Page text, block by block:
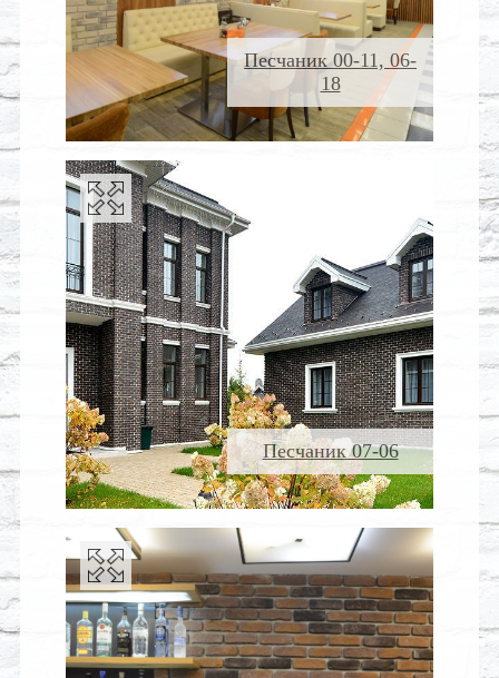
Песчаник 00-11, 06-
18
Песчаник 07-06